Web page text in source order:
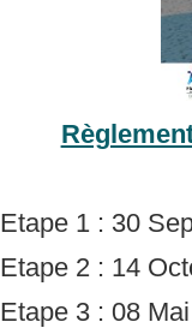
Etape 1 : 30
Etape 2 : 14
Etape 3 : 08